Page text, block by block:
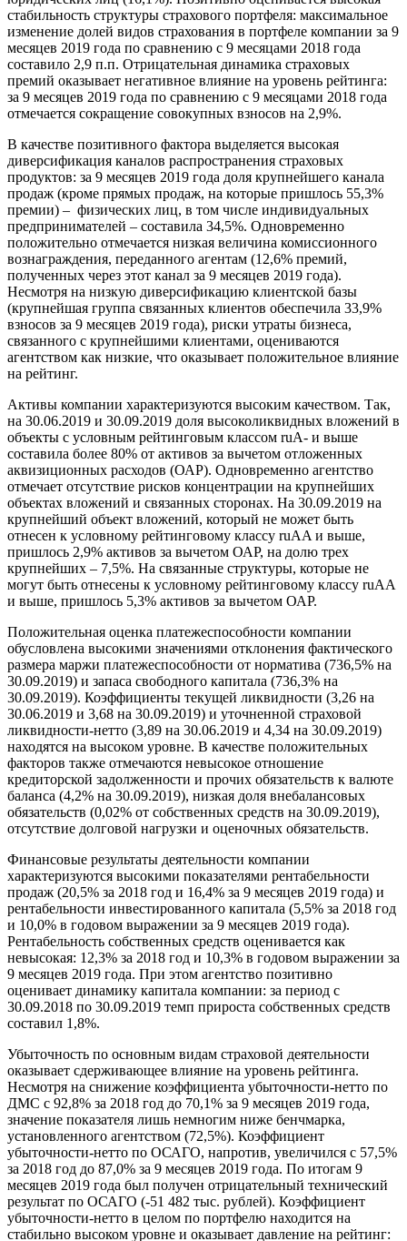
стабильность структуры страхового портфеля: максимальное
изменение долей видов страхования в портфеле компании за 9
месяцев 2019 года по сравнению с 9 месяцами 2018 года
составило 2,9 п.п. Отрицательная динамика страховых
премий оказывает негативное влияние на уровень рейтинга:
за 9 месяцев 2019 года по сравнению с 9 месяцами 2018 года
отмечается сокращение совокупных взносов на 2,9%.
В качестве позитивного фактора выделяется высокая
диверсификация каналов распространения страховых
продуктов: за 9 месяцев 2019 года доля крупнейшего канала
продаж (кроме прямых продаж, на которые пришлось 55,3%
премии) – физических лиц, в том числе индивидуальных
предпринимателей – составила 34,5%. Одновременно
положительно отмечается низкая величина комиссионного
вознаграждения, переданного агентам (12,6% премий,
полученных через этот канал за 9 месяцев 2019 года).
Несмотря на низкую диверсификацию клиентской базы
(крупнейшая группа связанных клиентов обеспечила 33,9%
взносов за 9 месяцев 2019 года), риски утраты бизнеса,
связанного с крупнейшими клиентами, оцениваются
агентством как низкие, что оказывает положительное влияние
на рейтинг.
Активы компании характеризуются высоким качеством. Так,
на 30.06.2019 и 30.09.2019 доля высоколиквидных вложений в
объекты с условным рейтинговым классом ruА- и выше
составила более 80% от активов за вычетом отложенных
аквизиционных расходов (ОАР). Одновременно агентство
отмечает отсутствие рисков концентрации на крупнейших
объектах вложений и связанных сторонах. На 30.09.2019 на
крупнейший объект вложений, который не может быть
отнесен к условному рейтинговому классу ruAA и выше,
пришлось 2,9% активов за вычетом ОАР, на долю трех
крупнейших – 7,5%. На связанные структуры, которые не
могут быть отнесены к условному рейтинговому классу ruAA
и выше, пришлось 5,3% активов за вычетом ОАР.
Положительная оценка платежеспособности компании
обусловлена высокими значениями отклонения фактического
размера маржи платежеспособности от норматива (736,5% на
30.09.2019) и запаса свободного капитала (736,3% на
30.09.2019). Коэффициенты текущей ликвидности (3,26 на
30.06.2019 и 3,68 на 30.09.2019) и уточненной страховой
ликвидности-нетто (3,89 на 30.06.2019 и 4,34 на 30.09.2019)
находятся на высоком уровне. В качестве положительных
факторов также отмечаются невысокое отношение
кредиторской задолженности и прочих обязательств к валюте
баланса (4,2% на 30.09.2019), низкая доля внебалансовых
обязательств (0,02% от собственных средств на 30.09.2019),
отсутствие долговой нагрузки и оценочных обязательств.
Финансовые результаты деятельности компании
характеризуются высокими показателями рентабельности
продаж (20,5% за 2018 год и 16,4% за 9 месяцев 2019 года) и
рентабельности инвестированного капитала (5,5% за 2018 год
и 10,0% в годовом выражении за 9 месяцев 2019 года).
Рентабельность собственных средств оценивается как
невысокая: 12,3% за 2018 год и 10,3% в годовом выражении за
9 месяцев 2019 года. При этом агентство позитивно
оценивает динамику капитала компании: за период с
30.09.2018 по 30.09.2019 темп прироста собственных средств
составил 1,8%.
Убыточность по основным видам страховой деятельности
оказывает сдерживающее влияние на уровень рейтинга.
Несмотря на снижение коэффициента убыточности-нетто по
ДМС с 92,8% за 2018 год до 70,1% за 9 месяцев 2019 года,
значение показателя лишь немногим ниже бенчмарка,
установленного агентством (72,5%). Коэффициент
убыточности-нетто по ОСАГО, напротив, увеличился с 57,5%
за 2018 год до 87,0% за 9 месяцев 2019 года. По итогам 9
месяцев 2019 года был получен отрицательный технический
результат по ОСАГО (-51 482 тыс. рублей). Коэффициент
убыточности-нетто в целом по портфелю находится на
стабильно высоком уровне и оказывает давление на рейтинг: